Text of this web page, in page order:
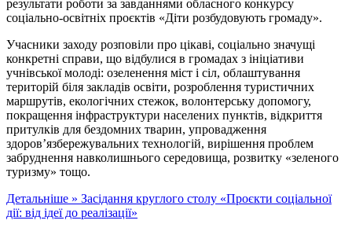
результати роботи за завданнями обласного конкурсу
соціально-освітніх проєктів «Діти розбудовують громаду».
Учасники заходу розповіли про цікаві, соціально значущі
конкретні справи, що відбулися в громадах з ініціативи
учнівської молоді: озеленення міст і сіл, облаштування
територій біля закладів освіти, розроблення туристичних
маршрутів, екологічних стежок, волонтерську допомогу,
покращення інфраструктури населених пунктів, відкриття
притулків для бездомних тварин, упровадження
здоров’язбережувальних технологій, вирішення проблем
забруднення навколишнього середовища, розвитку «зеленого
туризму» тощо.
Детальніше » Засідання круглого столу «Проєкти соціальної
дії: від ідеї до реалізації»